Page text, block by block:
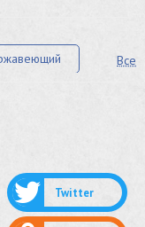
Все
Twitter